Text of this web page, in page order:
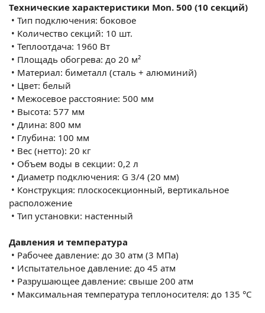
Технические характеристики Mon. 500 (10 секций)
• Тип подключения: боковое
• Количество секций: 10 шт.
• Теплоотдача: 1960 Вт
• Площадь обогрева: до 20 м²
• Материал: биметалл (сталь + алюминий)
• Цвет: белый
• Межосевое расстояние: 500 мм
• Высота: 577 мм
• Длина: 800 мм
• Глубина: 100 мм
• Вес (нетто): 20 кг
• Объем воды в секции: 0,2 л
• Диаметр подключения: G 3/4 (20 мм)
• Конструкция: плоскосекционный, вертикальное
расположение
• Тип установки: настенный
Давления и температура
• Рабочее давление: до 30 атм (3 МПа)
• Испытательное давление: до 45 атм
• Разрушающее давление: свыше 200 атм
• Максимальная температура теплоносителя: до 135 °C